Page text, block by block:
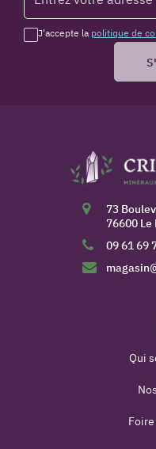
J'accepte la politique de
73
76600 Le
09 61 69
Qui